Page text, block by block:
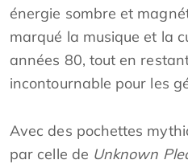
énergie sombre et
marqué la musique et la
années 80, tout en
incontournable pour les
Avec des pochettes
par celle de Unknown